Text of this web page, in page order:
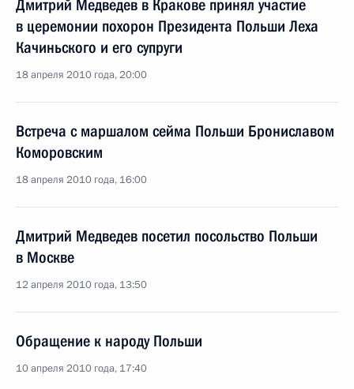
Дмитрий Медведев в Кракове принял участие
в церемонии похорон Президента Польши Леха
Качиньского и его супруги
18 апреля 2010 года, 20:00
Встреча с маршалом сейма Польши Брониславом
Коморовским
18 апреля 2010 года, 16:00
Дмитрий Медведев посетил посольство Польши
в Москве
12 апреля 2010 года, 13:50
Обращение к народу Польши
10 апреля 2010 года, 17:40